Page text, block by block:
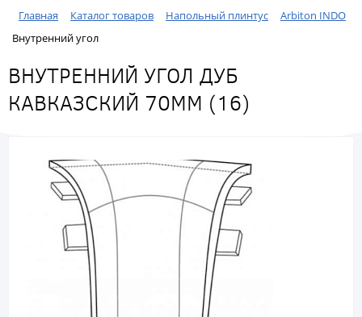
Главная Каталог товаров Напольный плинтус
Arbiton INDO
Внутренний угол
ВНУТРЕННИЙ УГОЛ ДУБ
КАВКАЗСКИЙ 70ММ (16)